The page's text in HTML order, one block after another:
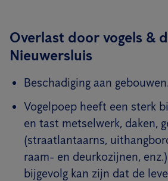
Overlast door vogels &
Nieuwersluis
Beschadiging aan gebouwen.
Vogelpoep heeft een sterk
en tast metselwerk, daken,
(straatlantaarns,
raam- en deurkozijnen,
bijgevolg kan zijn dat de